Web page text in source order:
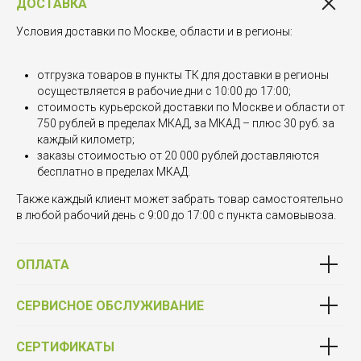
ДОСТАВКА
Условия доставки по Москве, области и в регионы:
отгрузка товаров в пункты ТК для доставки в регионы
осуществляется в рабочие дни с 10:00 до 17:00;
стоимость курьерской доставки по Москве и области от
750 рублей в пределах МКАД, за МКАД – плюс 30 руб. за
каждый километр;
заказы стоимостью от 20 000 рублей доставляются
бесплатно в пределах МКАД.
Также каждый клиент может забрать товар самостоятельно
в любой рабочий день с 9:00 до 17:00 с пункта самовывоза.
ОПЛАТА
СЕРВИСНОЕ ОБСЛУЖИВАНИЕ
СЕРТИФИКАТЫ